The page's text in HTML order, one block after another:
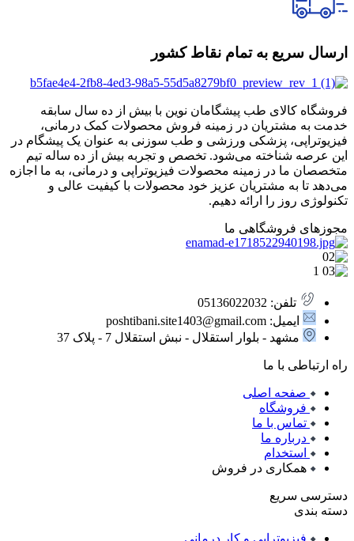
ارسال سریع به تمام نقاط کشور
فروشگاه کالای طب پیشگامان نوین با بیش از ده سال سابقه
خدمت به مشتریان در زمینه فروش محصولات کمک درمانی،
فیزیوتراپی، پزشکی ورزشی و طب سوزنی به عنوان یک پیشگام در
این عرصه شناخته می‌شود. تخصص و تجربه بیش از ده ساله تیم
متخصصان ما در زمینه محصولات فیزیوتراپی و درمانی، به ما اجازه
می‌دهد تا به مشتریان عزیز خود محصولات با کیفیت عالی و
تکنولوژی روز را ارائه دهیم.
مجوزهای فروشگاهی ما
تلفن: 05136022032
ایمیل: poshtibani.site1403@gmail.com
مشهد - بلوار استقلال - نبش استقلال 7 - پلاک 37
راه ارتباطی با ما
صفحه اصلی
فروشگاه
تماس با ما
درباره ما
استخدام
همکاری در فروش
دسترسی سریع
دسته بندی